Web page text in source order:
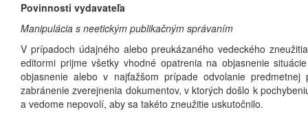
Povinnosti vydavateľa
Manipulácia s neetickým publikačným správaním
V prípadoch údajného alebo preukázaného vedeckého
editormi prijme všetky vhodné opatrenia na objasnenie
objasnenie alebo v najťažšom prípade odvolanie
zabránenie zverejnenia dokumentov, v ktorých došlo k
a vedome nepovolí, aby sa takéto zneužitie uskutočnilo.